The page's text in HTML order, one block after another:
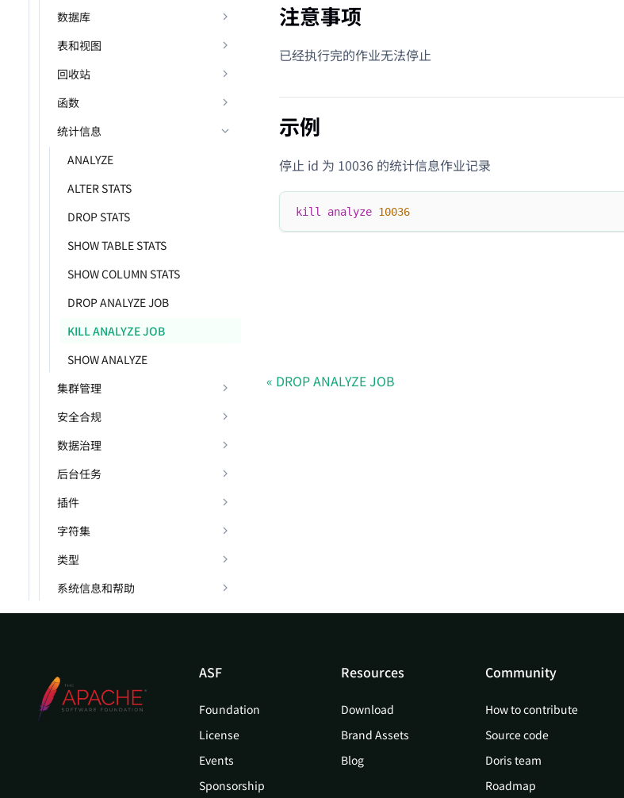
数据库
表和视图
回收站
函数
统计信息
ANALYZE
ALTER STATS
DROP STATS
SHOW TABLE STATS
SHOW COLUMN STATS
DROP ANALYZE JOB
KILL ANALYZE JOB
SHOW ANALYZE
集群管理
安全合规
数据治理
后台任务
插件
字符集
类型
系统信息和帮助
注意事项
已经执行完的作业无法停止
示例
停止 id 为 10036 的统计信息作业记录
kill analyze 10036
DROP ANALYZE JOB
ASF
Foundation
License
Events
Sponsorship
Resources
Download
Brand Assets
Blog
Community
How to contribute
Source code
Doris team
Roadmap